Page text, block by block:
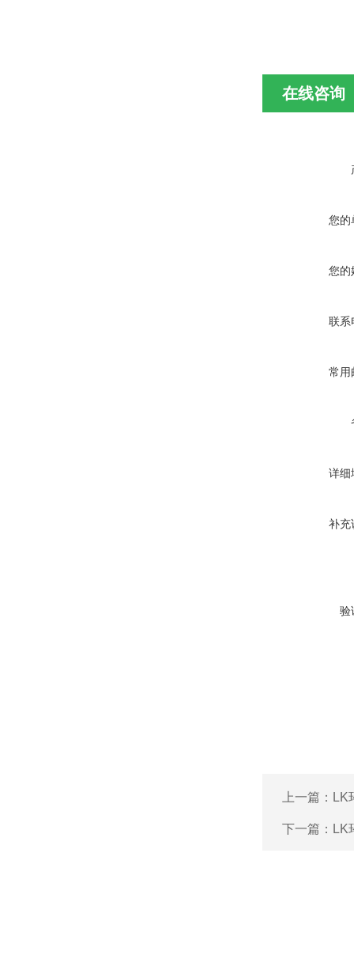
在线咨询
您的
您的
联系
常用
详细
补充
验
上一篇： LK
下一篇： LK